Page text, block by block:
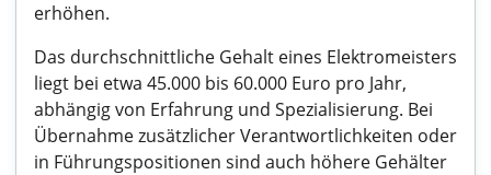
erhöhen.
Das durchschnittliche Gehalt eines Elektromeisters
liegt bei etwa 45.000 bis 60.000 Euro pro Jahr,
abhängig von Erfahrung und Spezialisierung. Bei
Übernahme zusätzlicher Verantwortlichkeiten oder
in Führungspositionen sind auch höhere Gehälter